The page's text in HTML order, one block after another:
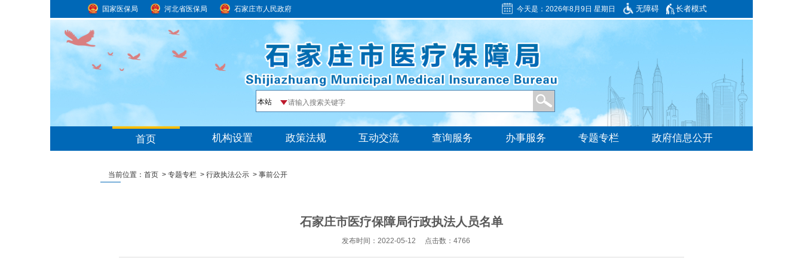
国家医保局 河北省医保局 石家庄市人民政府 今天是：2026年8月9日 星期日 无障碍 长者模式
当前位置： 首页> 专题专栏> 行政执法公示> 事前公开
石家庄市医疗保障局行政执法人员名单
发布时间：2022-05-12 点击数： 4766